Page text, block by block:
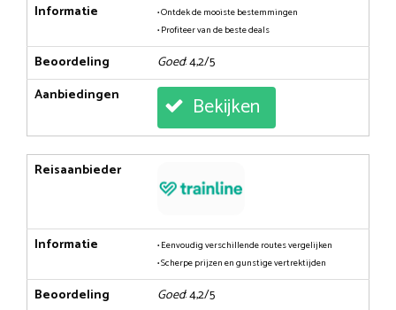
Informatie
• Ontdek de mooiste bestemmingen
• Profiteer van de beste deals
Beoordeling Goed: 4,2/5
Aanbiedingen
Bekijken
Reisaanbieder
Informatie
• Eenvoudig verschillende routes vergelijken
• Scherpe prijzen en gunstige vertrektijden
Beoordeling Goed: 4,2/5